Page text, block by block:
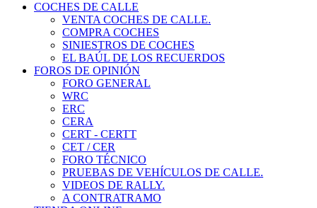
COCHES DE CALLE
VENTA COCHES DE CALLE.
COMPRA COCHES
SINIESTROS DE COCHES
EL BAÚL DE LOS RECUERDOS
FOROS DE OPINIÓN
FORO GENERAL
WRC
ERC
CERA
CERT - CERTT
CET / CER
FORO TÉCNICO
PRUEBAS DE VEHÍCULOS DE CALLE.
VIDEOS DE RALLY.
A CONTRATRAMO